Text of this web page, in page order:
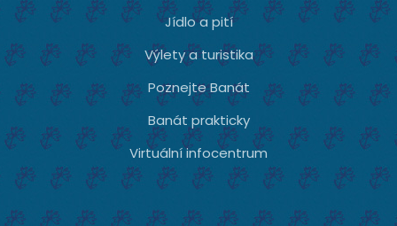
Jídlo a pití
Výlety a turistika
Poznejte Banát
Banát prakticky
Virtuální infocentrum